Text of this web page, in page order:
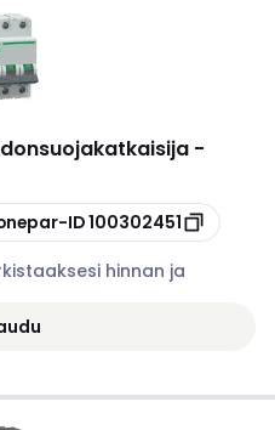
-
ID100302451
hinnan ja